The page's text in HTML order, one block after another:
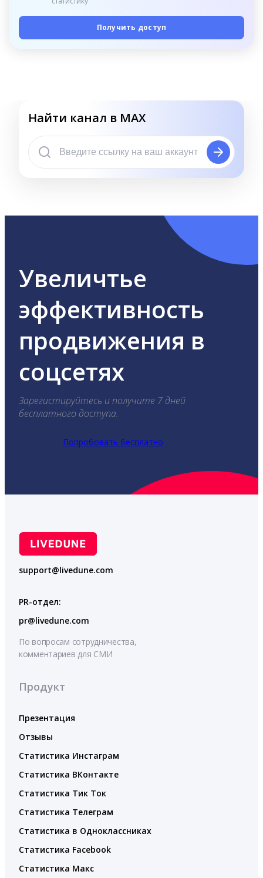
Получить доступ
Найти канал в MAX
Увеличтье
эффективность
продвижения в
соцсетях
Зарегистируйтесь и получите 7 дней
бесплатного доступа.
Попробовать бесплатно
support@livedune.com
PR-отдел:
pr@livedune.com
По вопросам сотрудничества,
комментариев для СМИ
Продукт
Презентация
Отзывы
Статистика Инстаграм
Статистика ВКонтакте
Статистика Тик Ток
Статистика Телеграм
Статистика в Одноклассниках
Статистика Facebook
Статистика Макс